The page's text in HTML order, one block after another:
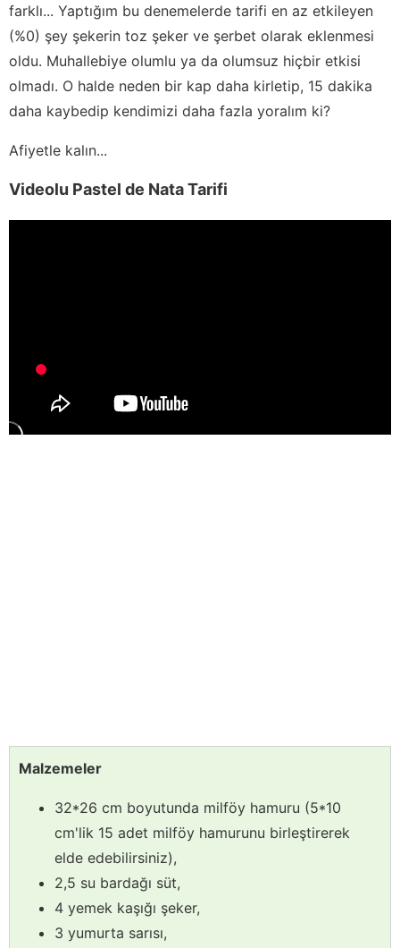
farklı... Yaptığım bu denemelerde tarifi en az etkileyen
(%0) şey şekerin toz şeker ve şerbet olarak eklenmesi
oldu. Muhallebiye olumlu ya da olumsuz hiçbir etkisi
olmadı. O halde neden bir kap daha kirletip, 15 dakika
daha kaybedip kendimizi daha fazla yoralım ki?
Afiyetle kalın...
Videolu Pastel de Nata Tarifi
Malzemeler
32*26 cm boyutunda milföy hamuru (5*10
cm'lik 15 adet milföy hamurunu birleştirerek
elde edebilirsiniz),
2,5 su bardağı süt,
4 yemek kaşığı şeker,
3 yumurta sarısı,